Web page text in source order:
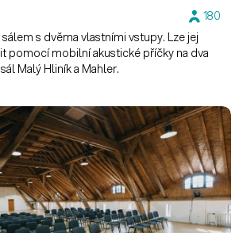
180
s dvěma vlastními vstupy. Lze jej
pomocí mobilní akustické příčky na dva
Malý Hliník a Mahler.